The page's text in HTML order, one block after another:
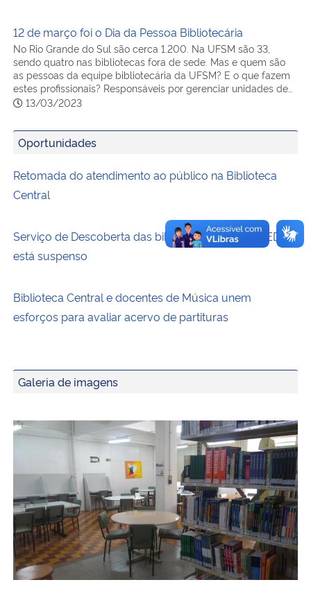
12 de março foi o Dia da Pessoa Bibliotecária
No Rio Grande do Sul são cerca 1.200. Na UFSM são 33,
sendo quatro nas bibliotecas fora de sede. Mas e quem são
as pessoas da equipe bibliotecária da UFSM? E o que fazem
estes profissionais? Responsáveis por gerenciar unidades de…
13/03/2023
Oportunidades
Retomada do atendimento ao público na Biblioteca
Central
Serviço de Descoberta das bibliotecas da UFSM (EDS)
está suspenso
Biblioteca Central e docentes de Música unem
esforços para avaliar acervo de partituras
Galeria de imagens